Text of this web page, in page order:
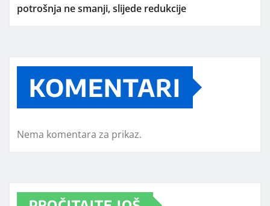
potrošnja ne smanji, slijede redukcije
KOMENTARI
Nema komentara za prikaz.